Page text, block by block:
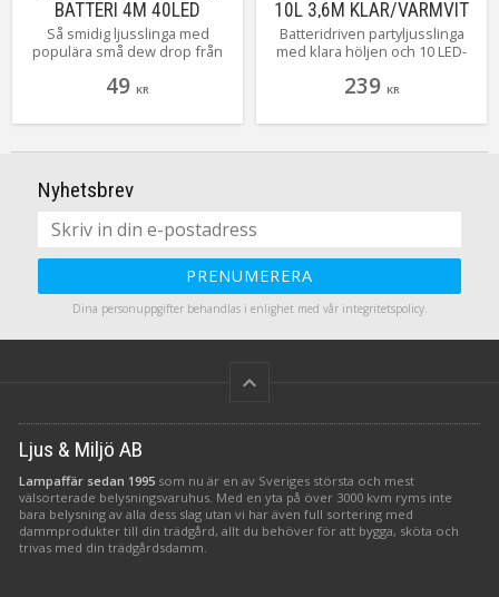
BATTERI 4M 40LED
VARMVIT/SILVER
Så smidig ljusslinga med
populära små dew drop från
LED-lampor med vackert
vid diverse dekorationer, vid
blomsterarrangemang, i
är batteridriven och har en
lätt kan ställa in när du vill att
49 KR
10L 3,6M KLAR/VARMVIT
IP44
Batteridriven partyljusslinga
med klara höljen och 10 LED-
Härlig ljusslinga från star
vardags och fest. Ger ett
Självklart med timerfunktion i
239 KR
Nyhetsbrev
PRENUMERERA
Dina personuppgifter behandlas i enlighet med vår integritetspolicy.
keyboard_arrow_up
Ljus & Miljö AB
Lampaffär sedan 1995 som nu är en av Sveriges största och mest
välsorterade belysningsvaruhus. Med en yta på över 3000 kvm ryms inte
bara belysning av alla dess slag utan vi har även full sortering med
dammprodukter till din trädgård, allt du behöver för att bygga, sköta och
trivas med din trädgårdsdamm.